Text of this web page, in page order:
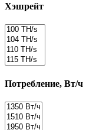
Хэшрейт
Потребление, Вт/ч